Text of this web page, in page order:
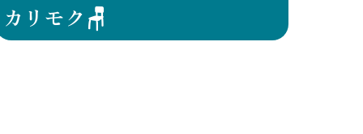
カリモク🪑